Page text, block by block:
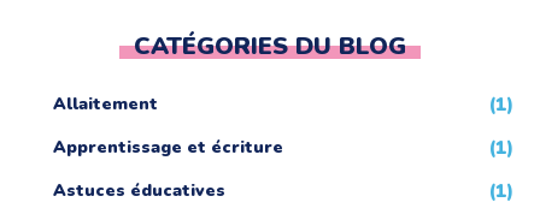
CATÉGORIES DU BLOG
Allaitement (1)
Apprentissage et écriture (1)
Astuces éducatives (1)